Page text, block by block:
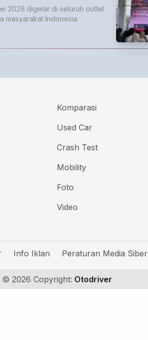
2026 digelar di seluruh outlet
masyarakat Indonesia.
Komparasi
Used Car
Crash Test
Mobility
Foto
Video
Info Iklan Peraturan Media Siber
© 2026 Copyright: Otodriver